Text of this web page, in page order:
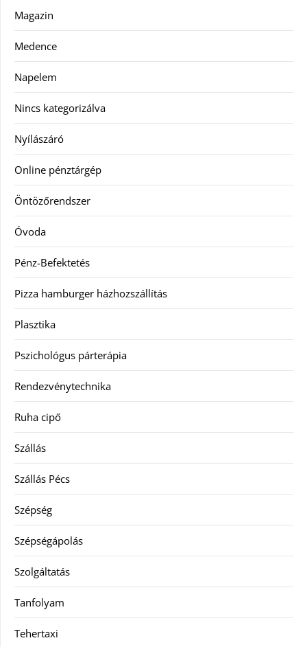
Magazin
Medence
Napelem
Nincs kategorizálva
Nyílászáró
Online pénztárgép
Öntözőrendszer
Óvoda
Pénz-Befektetés
Pizza hamburger házhozszállítás
Plasztika
Pszichológus párterápia
Rendezvénytechnika
Ruha cipő
Szállás
Szállás Pécs
Szépség
Szépségápolás
Szolgáltatás
Tanfolyam
Tehertaxi